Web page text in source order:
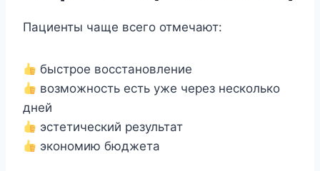
Пациенты чаще всего отмечают:
быстрое восстановление
возможность есть уже через несколько
дней
эстетический результат
экономию бюджета